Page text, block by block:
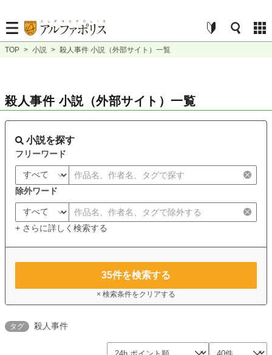
TOP > 小説 > 殺人事件 小説（外部サイト）一覧
殺人事件 小説（外部サイト）一覧
小説を探す
フリーワード
除外ワード
+ さらに詳しく検索する
35件を検索する
× 検索条件をクリアする
タグ 殺人事件